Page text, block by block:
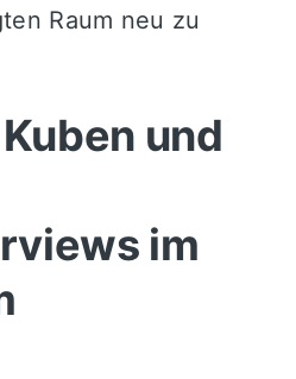
Raum neu zu
und
im